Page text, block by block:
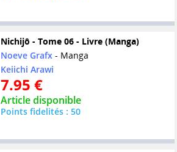
Nichijô - Tome 06 - Livre (Manga)
Noeve Grafx - Manga
Keiichi Arawi
7.95 €
Article disponible
Points fidelités : 50